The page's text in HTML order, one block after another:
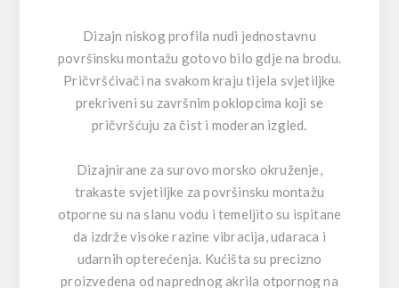
Dizajn niskog profila nudi jednostavnu
površinsku montažu gotovo bilo gdje na brodu.
Pričvršćivači na svakom kraju tijela svjetiljke
prekriveni su završnim poklopcima koji se
pričvršćuju za čist i moderan izgled.
Dizajnirane za surovo morsko okruženje,
trakaste svjetiljke za površinsku montažu
otporne su na slanu vodu i temeljito su ispitane
da izdrže visoke razine vibracija, udaraca i
udarnih opterećenja. Kućišta su precizno
proizvedena od naprednog akrila otpornog na